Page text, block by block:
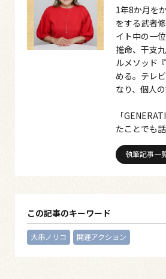
1年8か月を
をする武者
イト中の一
推命、干支
ルメソッド
める。テレ
なり、個人
「
たことでも話
執筆記事一
この記事のキーワード
大串ノリコ 開運アクション